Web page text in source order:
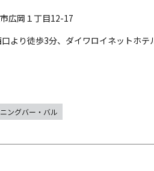
広岡１丁目12-17
より徒歩3分、ダイワロイネットホテ
ングバー・バル